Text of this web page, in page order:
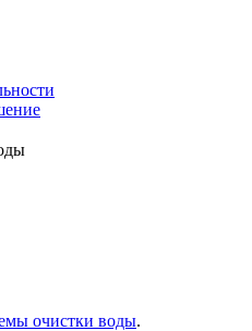
очистки воды.